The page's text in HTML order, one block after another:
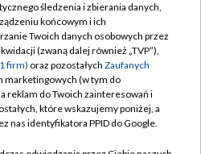
TVP
TVP
prywatności
zgody
Pomoc
śledzenia i zbierania danych,
końcowym i ich
Twoich danych osobowych przez
(zwaną dalej również „TVP”),
firm) oraz pozostałych Zaufanych
marketingowych (w tym do
reklam do Twoich zainteresowań i
które wskazujemy poniżej, a
nas identyfikatora PPID do Google.